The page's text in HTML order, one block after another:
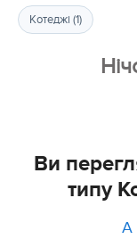
Котеджі (1)
Ви
типу
А